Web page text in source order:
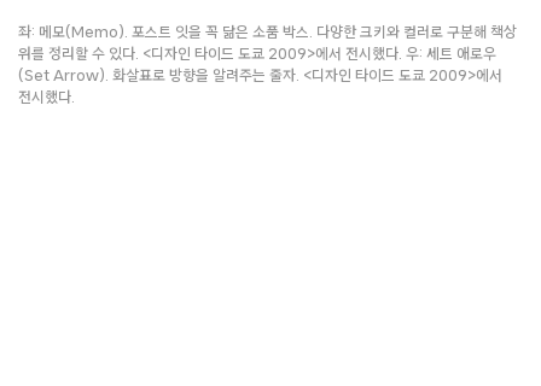
좌: 메모(Memo). 포스트 잇을 꼭 닮은 소품 박스. 다양한 크키와 컬러로 구분해 책상
위를 정리할 수 있다. <디자인 타이드 도쿄 2009>에서 전시했다. 우: 세트 애로우
(Set Arrow). 화살표로 방향을 알려주는 줄자. <디자인 타이드 도쿄 2009>에서
전시했다.